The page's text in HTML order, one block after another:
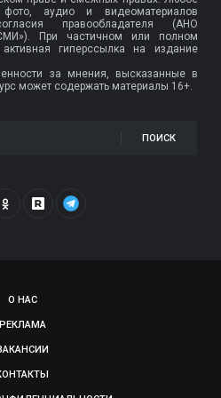
фото, аудио и видеоматериалов
правообладателя (АНО
При частичном или полном
гиперссылка на издание
за мнения, высказанные в
может содержать материалы 16+.
ПОИСК
О НАС
РЕКЛАМА